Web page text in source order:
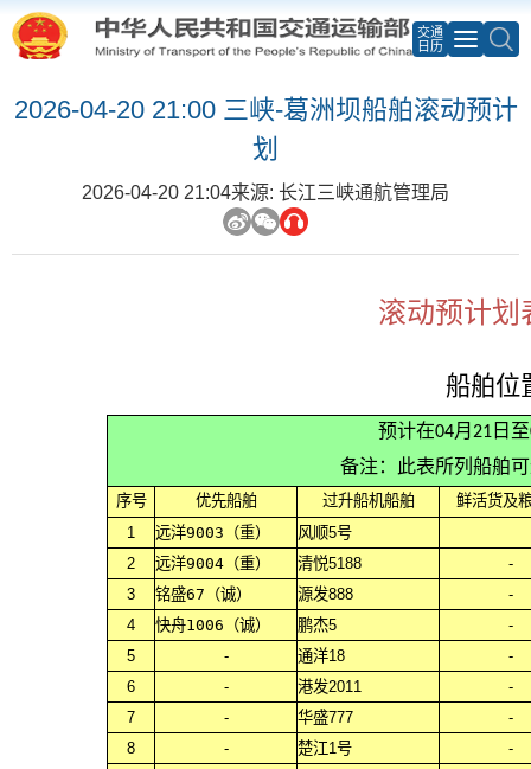
交通
日历
2026-04-20 21:00 三峡-葛洲坝船舶滚动预计
划
2026-04-20 21:04来源: 长江三峡通航管理局
滚动预计划
船舶位
预计在04月21日
备注：此表所列船舶
序号 优先船舶 过升船机船舶 鲜活货及
1 远洋9003（重）
风顺5号
2
远洋9004（重） 清悦5188
-
3
铭盛67（诚） 源发888
-
4
快舟1006（诚） 鹏杰5
-
5
- 通洋18
-
6
- 港发2011
-
7
- 华盛777
-
8
- 楚江1号
-